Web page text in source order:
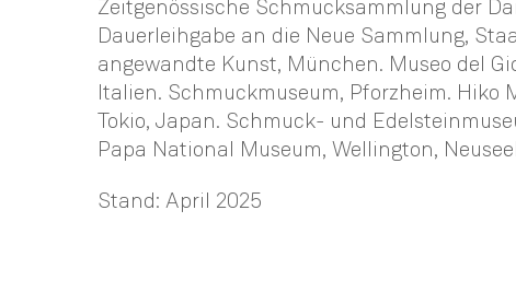
Zeitgenössische Schmucksammlung der
Dauerleihgabe an die Neue Sammlung,
angewandte Kunst, München. Museo del
Italien. Schmuckmuseum, Pforzheim. Hiko
Tokio, Japan. Schmuck- und
Papa National Museum, Wellington,
Stand: April 2025